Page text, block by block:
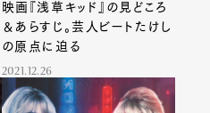
映画『浅草キッド』の見どころ
＆あらすじ。芸人ビートたけし
の原点に迫る
2021.12.26